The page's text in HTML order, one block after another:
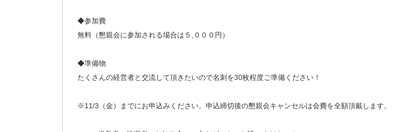
◆参加費
無料（懇親会に参加される場合は５,０００円）
◆準備物
たくさんの経営者と交流して頂きたいので名刺を30枚程度ご準備ください！
※11/3（金）までにお申込みください。申込締切後の懇親会キャンセルは会費を全額頂戴します。